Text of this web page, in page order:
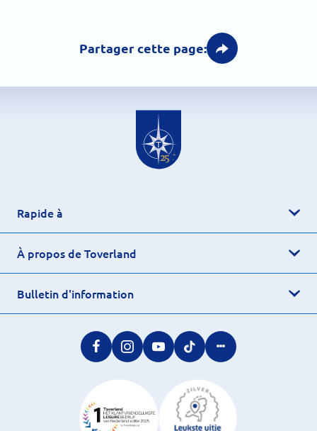
Partager cette page:
Rapide à
À propos de Toverland
Bulletin d'information